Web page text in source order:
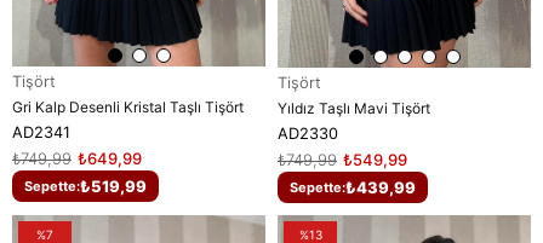
Tişört
Gri Kalp Desenli Kristal Taşlı Tişört
AD2341
₺649,99
₺749,99
Sepette:₺519,99
Tişört
Yıldız Taşlı Mavi Tişört
AD2330
₺549,99
₺749,99
Sepette:₺439,99
%7 %13